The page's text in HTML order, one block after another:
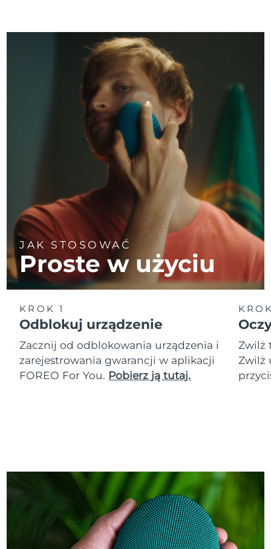
JAK STOSOWAĆ
Proste w użyciu
KROK 1
Odblokuj urządzenie
Zacznij od odblokowania urządzenia i
zarejestrowania gwarancji w aplikacji
FOREO For You. Pobierz ją tutaj.
Zwilż
Zwilż